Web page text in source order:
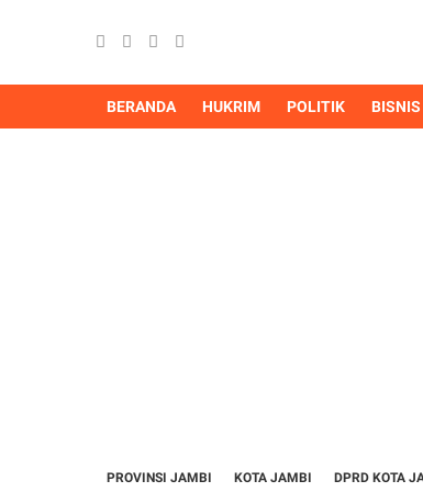
BERANDA HUKRIM POLITIK BISNIS
PROVINSI JAMBI KOTA JAMBI DPRD KOTA